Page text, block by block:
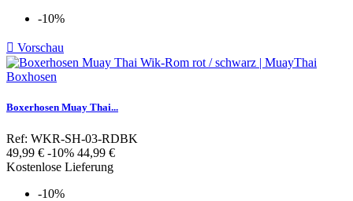
-10%
 Vorschau
Boxerhosen Muay Thai...
Ref: WKR-SH-03-RDBK
Verkaufspreis
49,99 € -10% Preis
44,99 €
Kostenlose Lieferung
-10%